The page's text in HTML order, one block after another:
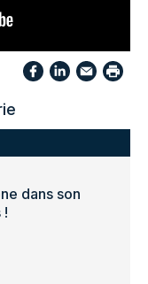
dans son
!